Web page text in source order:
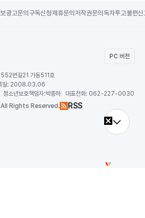
광고문의 구독신청제휴문의 저작권문의 독자투고불편신
PC 버전
552번길21 가동511호
일: 2008.03.06
청소년보호책임자:박종하 대표전화: 062-227-0030
All Rights Reserved. RSS